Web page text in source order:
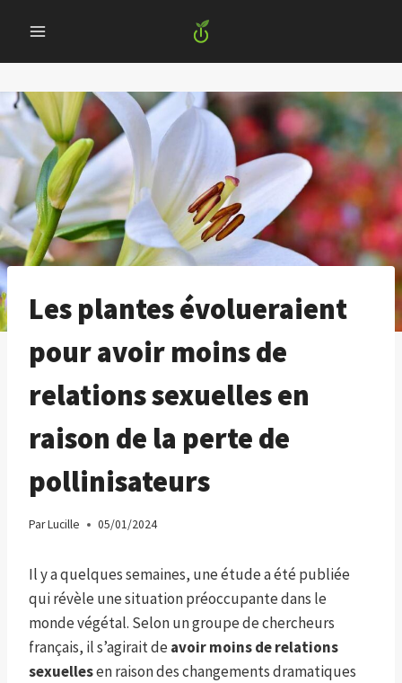
content
Les plantes évolueraient
pour avoir moins de
relations sexuelles en
raison de la perte de
pollinisateurs
ParLucille 05/01/2024
Il y a quelques semaines, une étude a été publiée
qui révèle une situation préoccupante dans le
monde végétal. Selon un groupe de chercheurs
français, il s’agirait de avoir moins de relations
sexuellesen raison des changements dramatiques